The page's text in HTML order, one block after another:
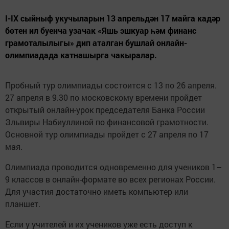
I-IX сыйныф укучыларын 13 апрельдән 17 майга кадәр
бөтен ил буенча узачак «Яшь эшкуар һәм финанс
грамоталылыгы» дип аталган бушлай онлайн-
олимпиадада катнашырга чакыралар.
Пробный тур олимпиады состоится с 13 по 26 апреля.
27 апреля в 9.30 по московскому времени пройдет
открытый онлайн-урок председателя Банка России
Эльвиры Набиуллиной по финансовой грамотности.
Основной тур олимпиады пройдет с 27 апреля по 17
мая.
Олимпиада проводится одновременно для учеников 1–
9 классов в онлайн-формате во всех регионах России.
Для участия достаточно иметь компьютер или
планшет.
Если у учителей и их учеников уже есть доступ к